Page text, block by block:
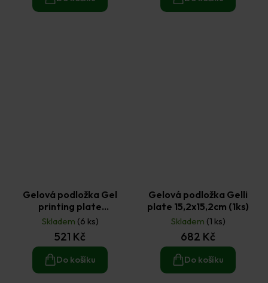
Gelová podložka Gel
printing plate
12,7x17,8x1cm (1ks)
Skladem (6 ks)
521 Kč
Do košíku
Gelová podložka Gelli
plate 15,2x15,2cm (1ks)
Skladem (1 ks)
682 Kč
Do košíku